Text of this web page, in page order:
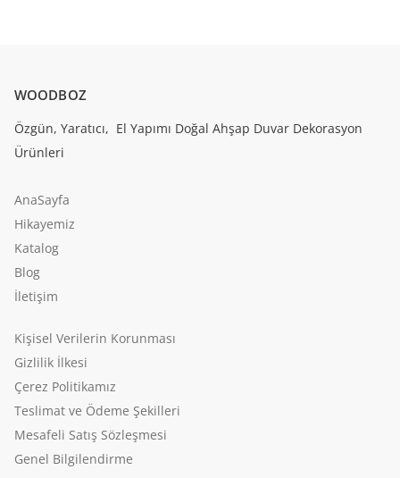
WOODBOZ
Özgün, Yaratıcı, El Yapımı Doğal Ahşap Duvar Dekorasyon
Ürünleri
AnaSayfa
Hikayemiz
Katalog
Blog
İletişim
Kişisel Verilerin Korunması
Gizlilik İlkesi
Çerez Politikamız
Teslimat ve Ödeme Şekilleri
Mesafeli Satış Sözleşmesi
Genel Bilgilendirme